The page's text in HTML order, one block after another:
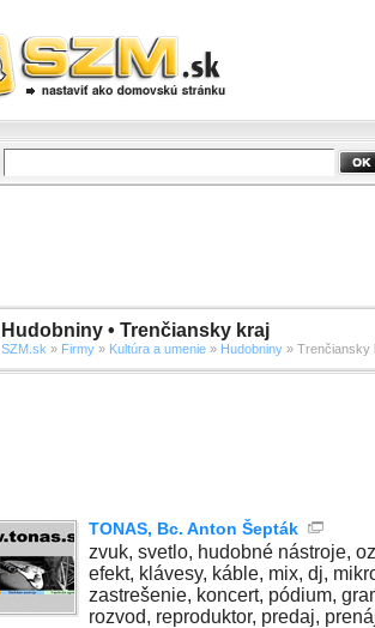
Hudobniny • Trenčiansky kraj
SZM.sk » Firmy » Kultúra a umenie » Hudobniny » Trenčiansky
TONAS, Bc. Anton Šepták
zvuk, svetlo, hudobné nástroje,
efekt, klávesy, káble, mix, dj,
zastrešenie, koncert, pódium,
rozvod, reproduktor, predaj,